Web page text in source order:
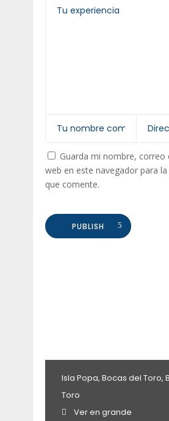
Guarda mi nombre, correo
web en este navegador para
que comente.
PUBLISH
Isla Popa, Bocas del Toro,
Toro
Ver en grande